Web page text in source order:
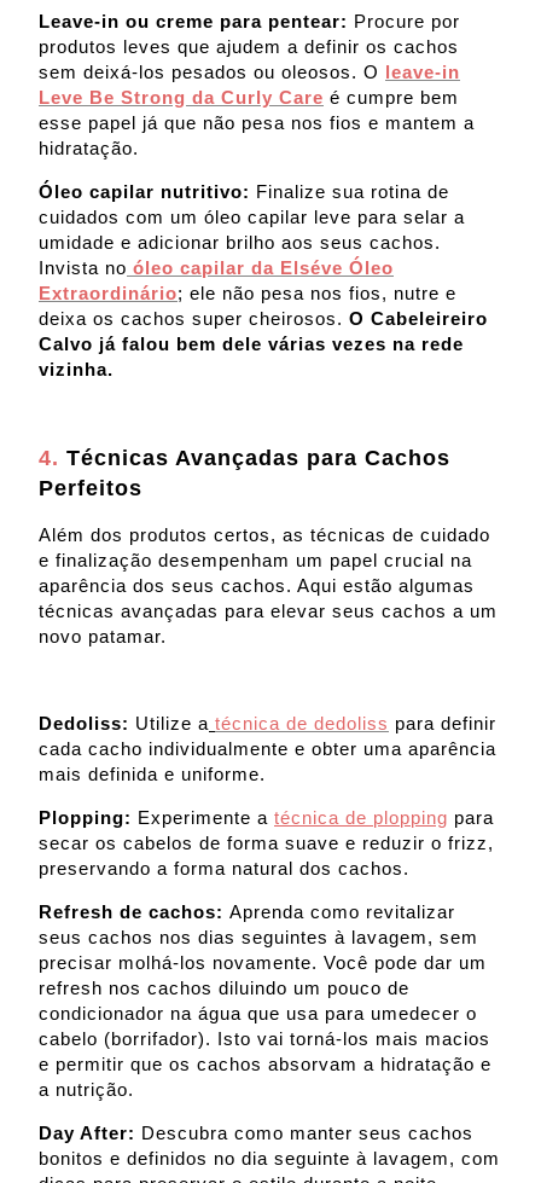
Leave-in ou creme para pentear: Procure por
produtos leves que ajudem a definir os cachos
sem deixá-los pesados ou oleosos. O leave-in
Leve Be Strong da Curly Care é cumpre bem
esse papel já que não pesa nos fios e mantem a
hidratação.
Óleo capilar nutritivo: Finalize sua rotina de
cuidados com um óleo capilar leve para selar a
umidade e adicionar brilho aos seus cachos.
Invista no óleo capilar da Elséve Óleo
Extraordinário; ele não pesa nos fios, nutre e
deixa os cachos super cheirosos. O Cabeleireiro
Calvo já falou bem dele várias vezes na rede
vizinha.
4. Técnicas Avançadas para Cachos
Perfeitos
Além dos produtos certos, as técnicas de cuidado
e finalização desempenham um papel crucial na
aparência dos seus cachos. Aqui estão algumas
técnicas avançadas para elevar seus cachos a um
novo patamar.
Dedoliss: Utilize a técnica de dedoliss para definir
cada cacho individualmente e obter uma aparência
mais definida e uniforme.
Plopping: Experimente a técnica de plopping para
secar os cabelos de forma suave e reduzir o frizz,
preservando a forma natural dos cachos.
Refresh de cachos: Aprenda como revitalizar
seus cachos nos dias seguintes à lavagem, sem
precisar molhá-los novamente. Você pode dar um
refresh nos cachos diluindo um pouco de
condicionador na água que usa para umedecer o
cabelo (borrifador). Isto vai torná-los mais macios
e permitir que os cachos absorvam a hidratação e
a nutrição.
Day After: Descubra como manter seus cachos
bonitos e definidos no dia seguinte à lavagem, com